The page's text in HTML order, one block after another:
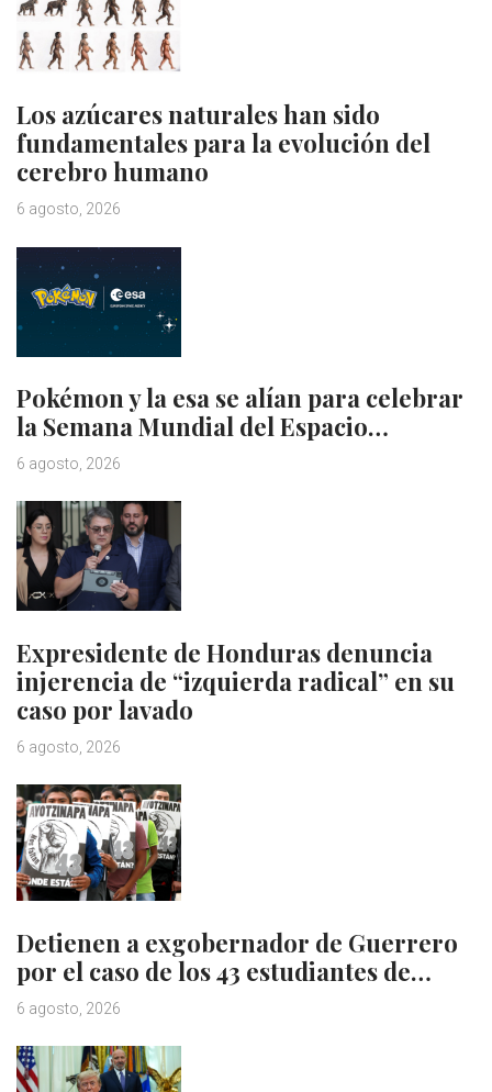
Los azúcares naturales han sido
fundamentales para la evolución del
cerebro humano
6 agosto, 2026
Pokémon y la esa se alían para celebrar
la Semana Mundial del Espacio…
6 agosto, 2026
Expresidente de Honduras denuncia
injerencia de “izquierda radical” en su
caso por lavado
6 agosto, 2026
Detienen a exgobernador de Guerrero
por el caso de los 43 estudiantes de…
6 agosto, 2026